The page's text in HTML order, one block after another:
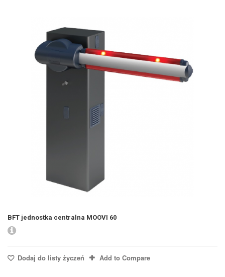
BFT jednostka centralna MOOVI 60
Dodaj do listy życzeń Add to Compare